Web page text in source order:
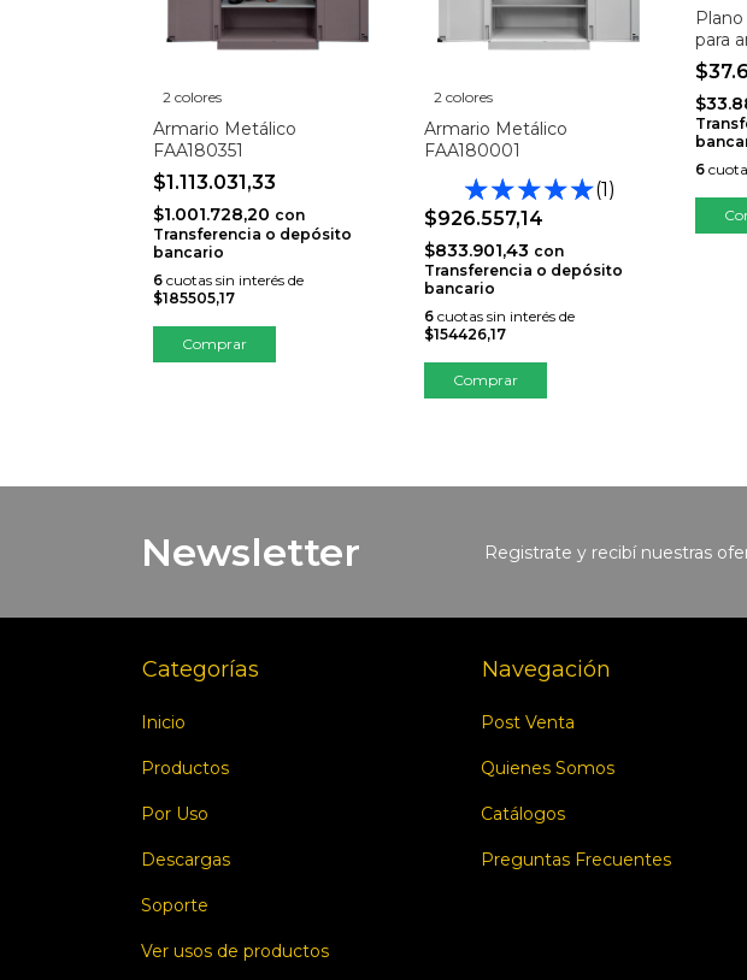
2 colores
Armario Metálico
FAA180351
$1.113.031,33
$1.001.728,20 con
Transferencia o depósito
bancario
6 cuotas sin interés de
$185505,17
Comprar
2 colores
Armario Metálico
FAA180001
(1)
$926.557,14
$833.901,43 con
Transferencia o depósito
bancario
6 cuotas sin interés de
$154426,17
Comprar
para
6
Newsletter Registrate y recibí nuestras
Categorías
Inicio
Productos
Por Uso
Descargas
Soporte
Ver usos de productos
Navegación
Post Venta
Quienes Somos
Catálogos
Preguntas Frecuentes